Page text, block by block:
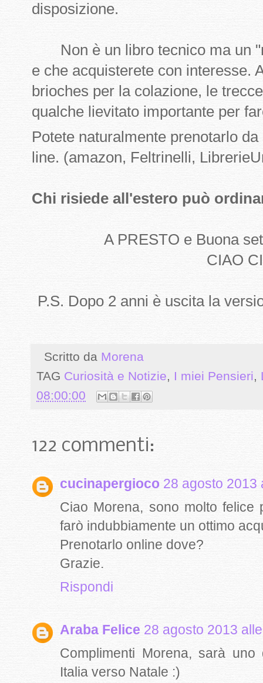
disposizione.
Non è un libro tecnico ma un
e che acquisterete con interesse.
brioches per la colazione, le
qualche lievitato importante per
Potete naturalmente prenotarlo
line. (amazon, Feltrinelli,
Chi risiede all'estero può
A PRESTO e Buona
CIAO
P.S. Dopo 2 anni è uscita la
Scritto da Morena
TAG Curiosità e Notizie, I miei Pensieri,
08:00:00
122 commenti:
cucinapergioco 28 agosto 2013
Ciao Morena, sono molto
farò indubbiamente un ottimo
Prenotarlo online dove?
Grazie.
Rispondi
Araba Felice 28 agosto 2013
Complimenti Morena, sarà
Italia verso Natale :)